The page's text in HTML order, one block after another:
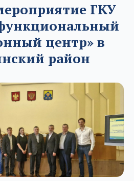
ГКУ
центр» в
район